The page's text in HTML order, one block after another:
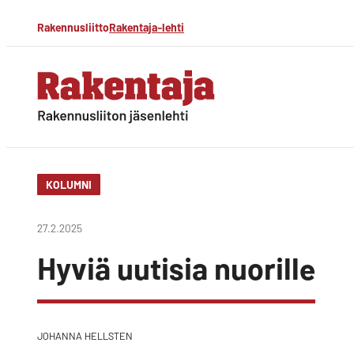
Siirry
suoraan
sisältöön
RakennusliittoRakentaja-lehti
Rakentaja-lehti
KOLUMNI
27.2.2025
Hyviä uutisia nuorille
JOHANNA HELLSTEN